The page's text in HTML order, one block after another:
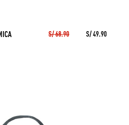
S/ 68.90 S/ 49.90